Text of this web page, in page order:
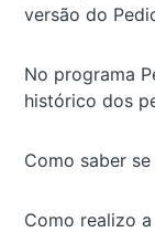
versão do
No programa
histórico dos
Como saber
Como realizo